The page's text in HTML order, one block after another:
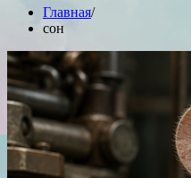
Главная
сон